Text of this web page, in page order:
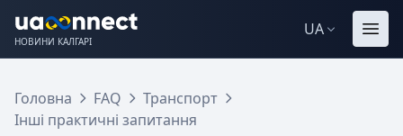
НОВИНИ КАЛГАРІ
UA
Головна FAQ
Транспорт
Інші практичні запитання